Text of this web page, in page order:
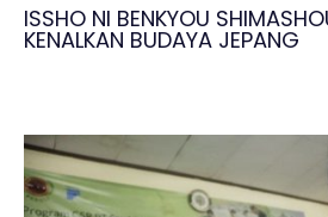
ISSHO NI BENKYOU
KENALKAN BUDAYA JEPANG